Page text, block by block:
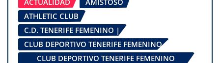
ATHLETIC CLUB
C.D. TENERIFE FEMENINO |
CLUB DEPORTIVO TENERIFE FEMENINO
CLUB DEPORTIVO TENERIFE FEMENINO